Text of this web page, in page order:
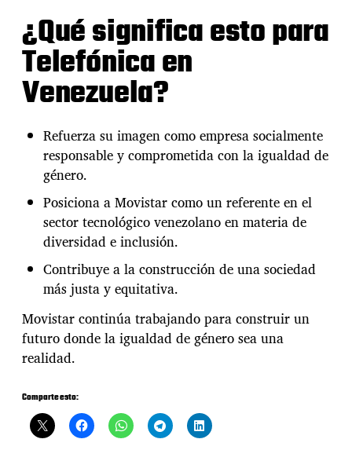
¿Qué significa esto para
Telefónica en
Venezuela?
Refuerza su imagen como empresa socialmente
responsable y comprometida con la igualdad de
género.
Posiciona a Movistar como un referente en el
sector tecnológico venezolano en materia de
diversidad e inclusión.
Contribuye a la construcción de una sociedad
más justa y equitativa.
Movistar continúa trabajando para construir un
futuro donde la igualdad de género sea una
realidad.
Comparte esto: